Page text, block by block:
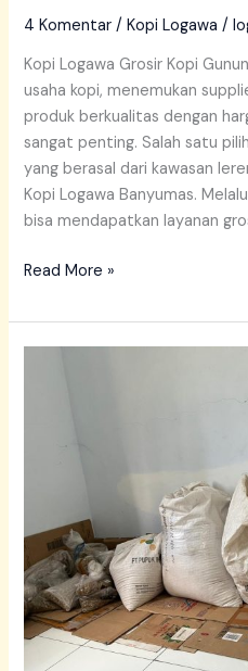
4 Komentar /Kopi Logawa /
Kopi Logawa Grosir Kopi
usaha kopi, menemukan
produk berkualitas dengan
sangat penting. Salah satu
yang berasal dari kawasan
Kopi Logawa Banyumas.
bisa mendapatkan layanan
Read More »
Banyumas